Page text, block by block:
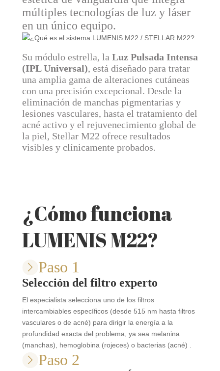
múltiples tecnologías de luz y láser
en un único equipo.
Su módulo estrella, la Luz Pulsada Intensa
(IPL Universal), está diseñado para tratar
una amplia gama de alteraciones cutáneas
con una precisión excepcional. Desde la
eliminación de manchas pigmentarias y
lesiones vasculares, hasta el tratamiento del
acné activo y el rejuvenecimiento global de
la piel, Stellar M22 ofrece resultados
visibles y clínicamente probados.
¿Cómo funciona
LUMENIS M22?
Paso 1
Selección del filtro experto
El especialista selecciona uno de los filtros
intercambiables específicos (desde 515 nm hasta filtros
vasculares o de acné) para dirigir la energía a la
profundidad exacta del problema, ya sea melanina
(manchas), hemoglobina (rojeces) o bacterias (acné)
Paso 2